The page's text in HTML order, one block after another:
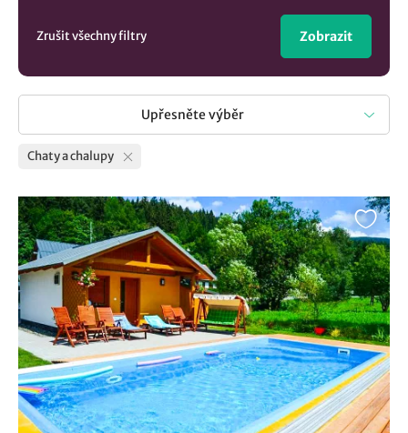
Zrušit všechny filtry Zobrazit
Upřesněte výběr
Chaty a chalupy